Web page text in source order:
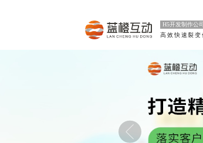
H5开发制作公司
高效快速裂变